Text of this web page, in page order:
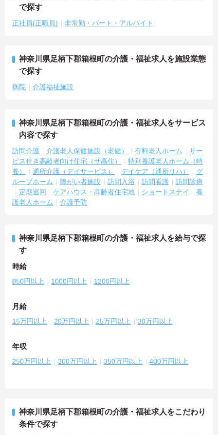
で探す
正社員(正職員) 非常勤・パート・アルバイト
神奈川県足柄下郡箱根町の介護・福祉求人を施設業態
で探す
病院 介護福祉施設
神奈川県足柄下郡箱根町の介護・福祉求人をサービス
内容で探す
訪問介護 介護老人保健施設（老健） 有料老人ホーム
サー
ビス付き高齢者向け住宅（サ高住）
特別養護老人ホーム（特
養）
通所介護（デイサービス） デイケア（通所リハ）
グ
ループホーム
障がい者施設 訪問入浴 訪問看護
訪問診療
定期巡回
ケアハウス・高齢者住宅地 ショートステイ
養
護老人ホーム
介護予防
神奈川県足柄下郡箱根町の介護・福祉求人を給与で探
す
時給
850円以上 1000円以上 1200円以上
月給
15万円以上 20万円以上 25万円以上 30万円以上
年収
250万円以上 300万円以上 350万円以上 400万円以上
神奈川県足柄下郡箱根町の介護・福祉求人をこだわり
条件で探す